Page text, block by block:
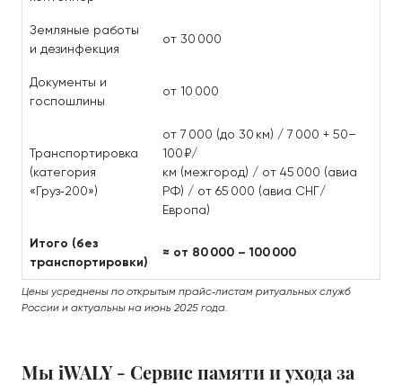
Земляные работы
и дезинфекция
от 30 000
Документы и
госпошлины
от 10 000
Транспортировка
(категория
«Груз‑200»)
от 7 000 (до 30 км) / 7 000 + 50–
100 ₽/
км (межгород) / от 45 000 (авиа
РФ) / от 65 000 (авиа СНГ/
Европа)
Итого (без
транспортировки)
≈ от 80 000 – 100 000
Цены усреднены по открытым прайс‑листам ритуальных служб
России и актуальны на июнь 2025 года.
Мы iWALY - Сервис памяти и ухода за